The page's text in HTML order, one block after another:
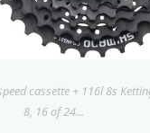
cassette + 116l 8s
8, 16 of 24...